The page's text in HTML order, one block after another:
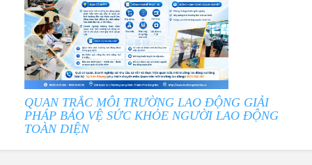
QUAN TRẮC MÔI TRƯỜNG LAO ĐỘNG GIẢI
PHÁP BẢO VỆ SỨC KHỎE NGƯỜI LAO ĐỘNG
TOÀN DIỆN